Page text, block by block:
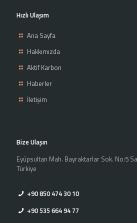
Hızlı Ulaşım
Ana Sayfa
Hakkımızda
Aktif Karbon
Haberler
İletişim
Bize Ulaşın
Eyüpsultan Mah. Bayraktarlar Sok. No:5
Türkiye
+90 850 474 30 10
+90 535 664 94 77